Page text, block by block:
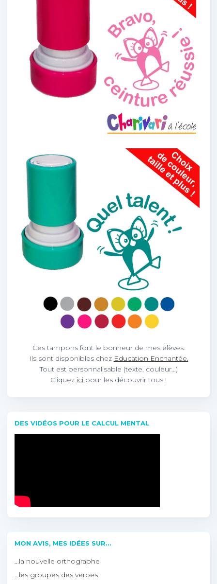
Ces tampons font le bonheur de mes élèves.
Ils sont disponibles chez Education Enchantée.
Tout est personnalisable (texte, couleur…)
Cliquez ici pour les découvrir tous !
DES VIDÉOS POUR LE CALCUL MENTAL
MON AVIS, MES IDÉES SUR…
…la nouvelle orthographe
…les groupes des verbes